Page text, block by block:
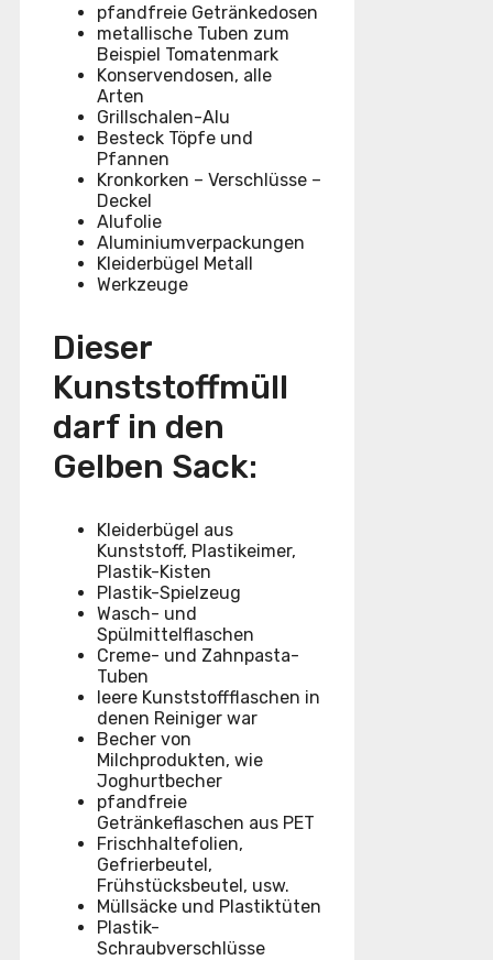
pfandfreie Getränkedosen
metallische Tuben zum
Beispiel Tomatenmark
Konservendosen, alle
Arten
Grillschalen-Alu
Besteck Töpfe und
Pfannen
Kronkorken – Verschlüsse –
Deckel
Alufolie
Aluminiumverpackungen
Kleiderbügel Metall
Werkzeuge
Dieser
Kunststoffmüll
darf in den
Gelben Sack:
Kleiderbügel aus
Kunststoff, Plastikeimer,
Plastik-Kisten
Plastik-Spielzeug
Wasch- und
Spülmittelflaschen
Creme- und Zahnpasta-
Tuben
leere Kunststoffflaschen in
denen Reiniger war
Becher von
Milchprodukten, wie
Joghurtbecher
pfandfreie
Getränkeflaschen aus PET
Frischhaltefolien,
Gefrierbeutel,
Frühstücksbeutel, usw.
Müllsäcke und Plastiktüten
Plastik-
Schraubverschlüsse